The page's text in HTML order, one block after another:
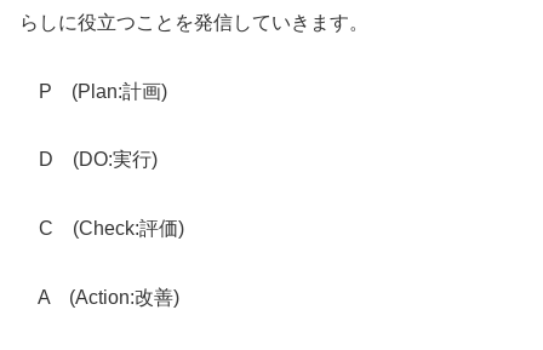
らしに役立つことを発信していきます。
P (Plan:計画)
D (DO:実行)
C (Check:評価)
A (Action:改善)